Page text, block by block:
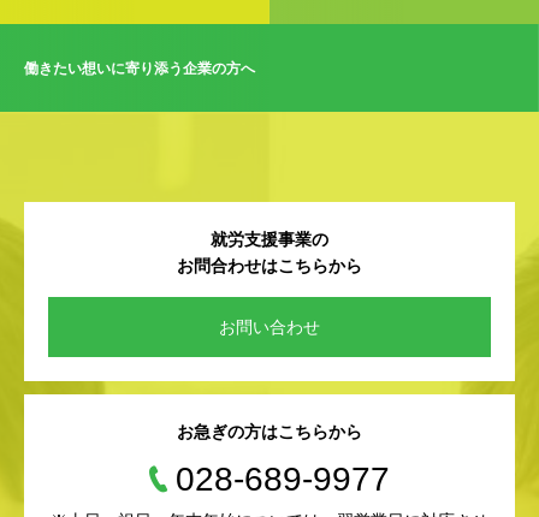
働きたい想いに寄り添う企業の方へ
就労支援事業の
お問合わせはこちらから
お問い合わせ
お急ぎの方はこちらから
028-689-9977